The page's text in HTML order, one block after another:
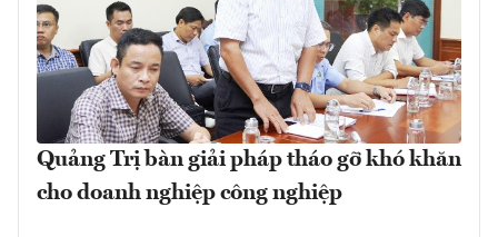
Quảng Trị bàn giải pháp tháo gỡ khó khăn
cho doanh nghiệp công nghiệp